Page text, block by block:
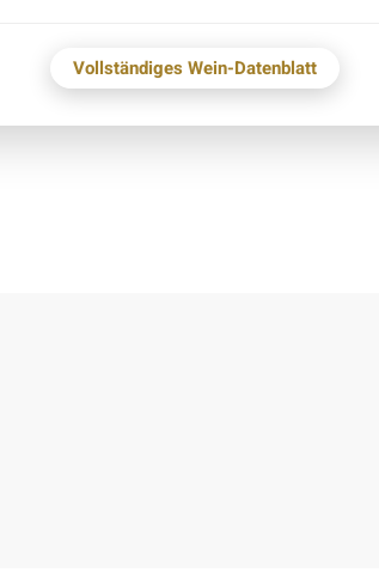
Vollständiges Wein-Datenblatt